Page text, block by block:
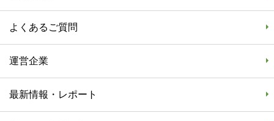
よくあるご質問
運営企業
最新情報・レポート